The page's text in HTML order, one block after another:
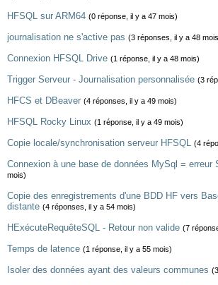
HFSQL sur ARM64 (0 réponse, il y a 47 mois)
journalisation ne s'active pas (3 réponses, il y a 48
Connexion HFSQL Drive (1 réponse, il y a 48 mois)
Trigger Serveur - Journalisation personnalisée (3
HFCS et DBeaver (4 réponses, il y a 49 mois)
HFSQL Rocky Linux (1 réponse, il y a 49 mois)
Copie locale/synchronisation serveur HFSQL (4
Connexion à une base de données MySql = erreur
mois)
Copie des enregistrements d'une BDD HF vers
distante (4 réponses, il y a 54 mois)
HExécuteRequêteSQL - Retour non valide (7
Temps de latence (1 réponse, il y a 55 mois)
Isoler des données ayant des valeurs communes